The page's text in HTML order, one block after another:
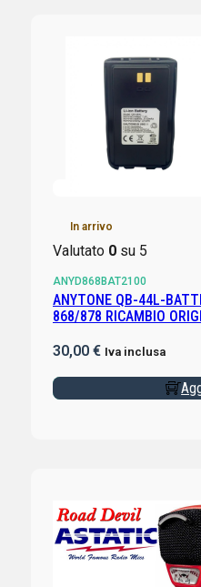
In arrivo
Valutato 0su 5
ANYD868BAT2100
ANYTONE QB-44L-
868/878 RICAMBIO
30,00 € Iva inclusa